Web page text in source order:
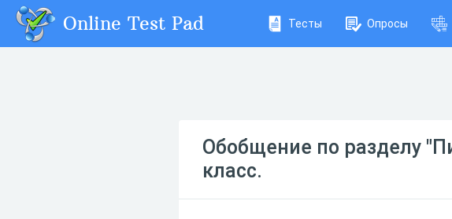
Online Test Pad Тесты Опросы
Обобщение по разделу
класс.